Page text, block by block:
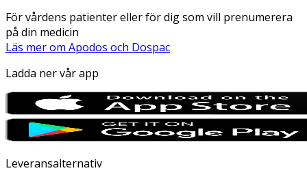
För vårdens patienter eller för dig som vill prenumerera
på din medicin
Läs mer om Apodos och Dospac
Ladda ner vår app
Leveransalternativ